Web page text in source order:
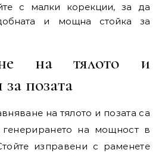
с малки корекции, за да
и мощна стойка за
на тялото и
позата
на тялото и позата са
на мощност в
изправени с раменете